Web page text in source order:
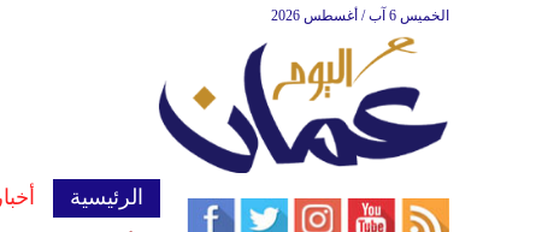
الخميس 6 آب / أغسطس 2026
الرئيسية